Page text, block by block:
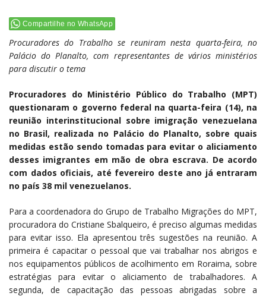
Compartilhe no WhatsApp
Procuradores do Trabalho se reuniram nesta quarta-feira, no
Palácio do Planalto, com representantes de vários ministérios
para discutir o tema
Procuradores do Ministério Público do Trabalho (MPT)
questionaram o governo federal na quarta-feira (14), na
reunião interinstitucional sobre imigração venezuelana
no Brasil, realizada no Palácio do Planalto, sobre quais
medidas estão sendo tomadas para evitar o aliciamento
desses imigrantes em mão de obra escrava. De acordo
com dados oficiais, até fevereiro deste ano já entraram
no país 38 mil venezuelanos.
Para a coordenadora do Grupo de Trabalho Migrações do MPT,
procuradora do Cristiane Sbalqueiro, é preciso algumas medidas
para evitar isso. Ela apresentou três sugestões na reunião. A
primeira é capacitar o pessoal que vai trabalhar nos abrigos e
nos equipamentos públicos de acolhimento em Roraima, sobre
estratégias para evitar o aliciamento de trabalhadores. A
segunda, de capacitação das pessoas abrigadas sobre a